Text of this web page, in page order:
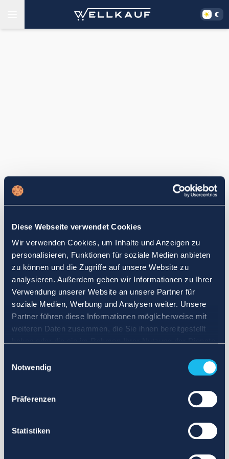
Diese Webseite verwendet Cookies
Wir verwenden Cookies, um Inhalte und Anzeigen zu
personalisieren, Funktionen für soziale Medien anbieten
zu können und die Zugriffe auf unsere Website zu
analysieren. Außerdem geben wir Informationen zu Ihrer
Verwendung unserer Website an unsere Partner für
soziale Medien, Werbung und Analysen weiter. Unsere
Partner führen diese Informationen möglicherweise mit
weiteren Daten zusammen, die Sie ihnen bereitgestellt
Notwendig
Präferenzen
Statistiken